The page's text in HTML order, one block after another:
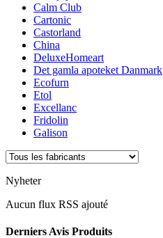
Calm Club
Cartonic
Castorland
China
DeluxeHomeart
Det gamla apoteket Danmark
Ecofurn
Etol
Excellanc
Fridolin
Galison
Nyheter
Aucun flux RSS ajouté
Derniers Avis Produits